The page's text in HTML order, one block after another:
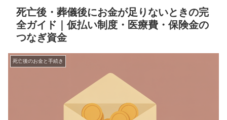
死亡後・葬儀後にお金が足りないときの完
全ガイド｜仮払い制度・医療費・保険金の
つなぎ資金
死亡後のお金と手続き